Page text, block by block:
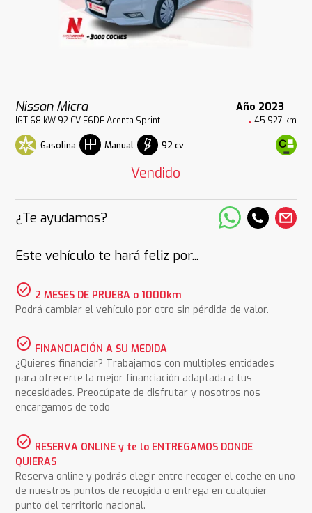
Nissan Micra Año 2023
IGT 68 kW 92 CV E6DF Acenta Sprint 45.927 km
Gasolina Manual 92 cv
Vendido
¿Te ayudamos?
Este vehículo te hará feliz por...
check_circle 2 MESES DE PRUEBA o 1000km
Podrá cambiar el vehículo por otro sin pérdida de valor.
check_circle FINANCIACIÓN A SU MEDIDA
¿Quieres financiar? Trabajamos con multiples entidades
para ofrecerte la mejor financiación adaptada a tus
necesidades. Preocúpate de disfrutar y nosotros nos
encargamos de todo
check_circle RESERVA ONLINE y te lo ENTREGAMOS DONDE
QUIERAS
Reserva online y podrás elegir entre recoger el coche en uno
de nuestros puntos de recogida o entrega en cualquier
punto del territorio nacional.